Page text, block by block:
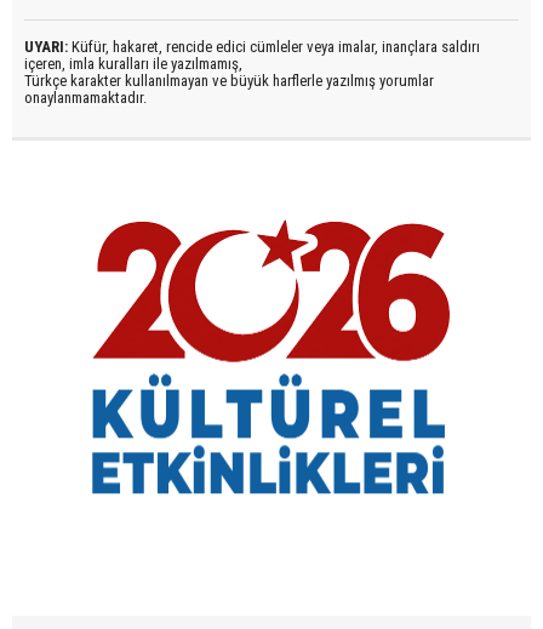
UYARI: Küfür, hakaret, rencide edici cümleler veya imalar, inançlara saldırı
içeren, imla kuralları ile yazılmamış,
Türkçe karakter kullanılmayan ve büyük harflerle yazılmış yorumlar
onaylanmamaktadır.